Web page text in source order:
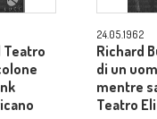
Teatro
24.05.1962
Richard
di un
mentre
Teatro